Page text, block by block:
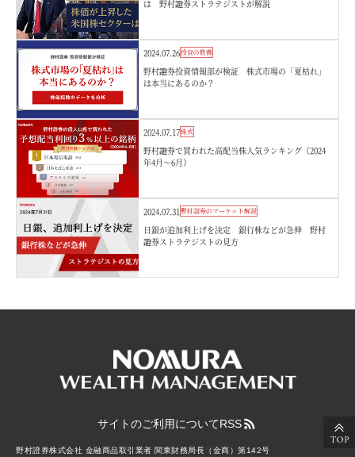
は 野村證券ストラテジストが解説
2024.07.26投資の教養
野村證券投資情報部が検証 株式市場の「夏枯れ」
は本当にあるのか？
2024.07.17株式
野村證券で買われた高配当株人気ランキング（2024
年4月～6月）
2024.07.31 野村證券のマーケット解説
日銀が追加利上げを決定 銀行株などが急伸 野村
證券ストラテジストの見方
サイトのご利用についてRSS
野村證券株式会社 金融商品取引業者 関東財務局長（金商）第142号